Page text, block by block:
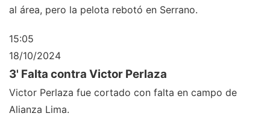
al área, pero la pelota rebotó en Serrano.
15:05
18/10/2024
3' Falta contra Victor Perlaza
Victor Perlaza fue cortado con falta en campo de
Alianza Lima.